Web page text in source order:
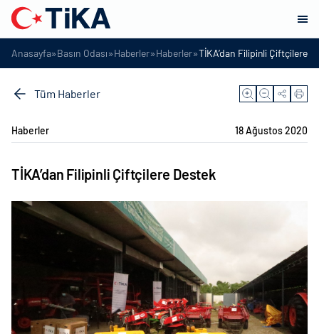
Anasayfa»Basın Odası»Haberler»Haberler»TİKA’dan Filipinli Çiftçilere
Tüm Haberler
Haberler 18 Ağustos 2020
TİKA’dan Filipinli Çiftçilere Destek